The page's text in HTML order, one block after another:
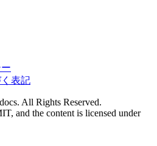
表記
All Rights Reserved.
and the content is licensed under